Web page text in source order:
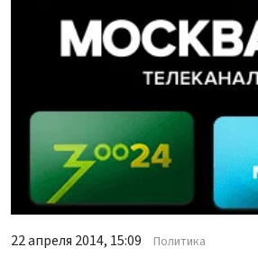
22 апреля 2014, 15:09 Политика